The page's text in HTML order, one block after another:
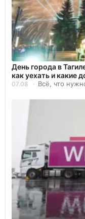
День города в
как уехать и какие
07.08 Всё, что